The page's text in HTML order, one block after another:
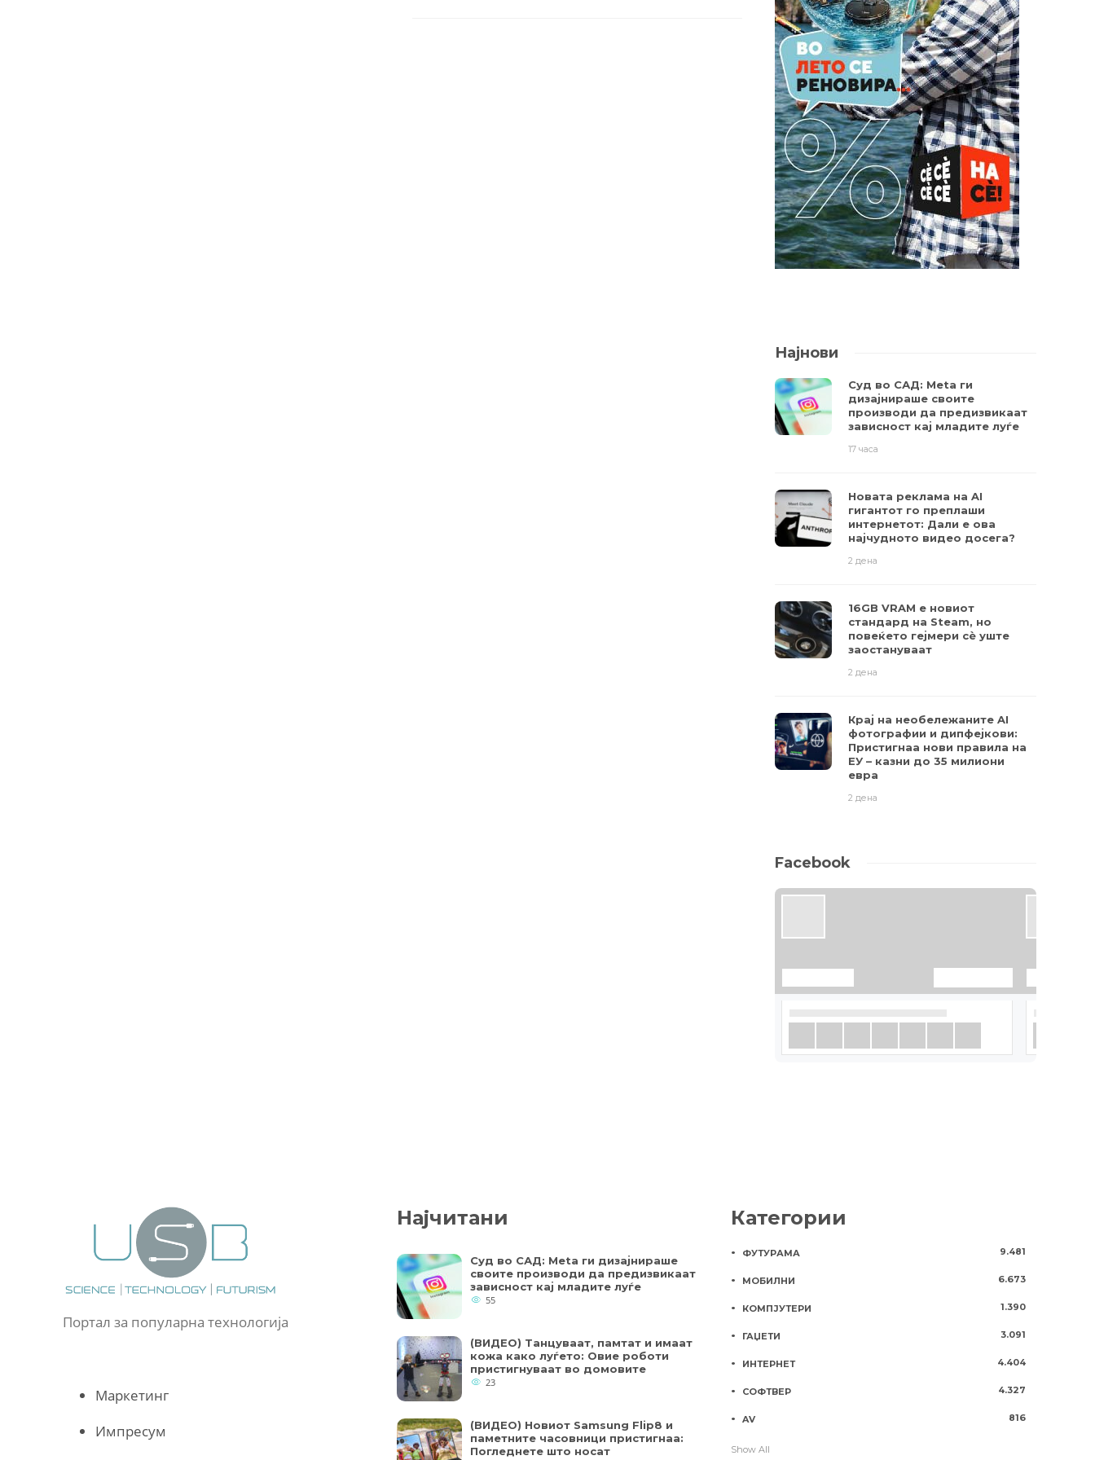
Најнови
Суд во САД: Meta ги
дизајнираше своите
производи да предизвикаат
зависност кај младите луѓе
17 часа
Новата реклама на AI
гигантот го преплаши
интернетот: Дали е ова
најчудното видео досега?
2 дена
16GB VRAM е новиот
стандард на Steam, но
повеќето гејмери ​​сè уште
заостануваат
2 дена
Крај на необележаните AI
фотографии и дипфејкови:
Пристигнаа нови правила на
ЕУ – казни до 35 милиони
евра
2 дена
Facebook
Портал за популарна технологија
Маркетинг
Импресум
Најчитани
Суд во САД: Meta ги дизајнираше
своите производи да предизвикаат
зависност кај младите луѓе
55
(ВИДЕО) Танцуваат, памтат и имаат
кожа како луѓето: Овие роботи
пристигнуваат во домовите
23
(ВИДЕО) Новиот Samsung Flip8 и
паметните часовници пристигнаа:
Погледнете што носат
Категории
ФУТУРАМА 9.481
МОБИЛНИ 6.673
КОМПЈУТЕРИ 1.390
ГАЏЕТИ 3.091
ИНТЕРНЕТ 4.404
СОФТВЕР 4.327
AV 816
Show All